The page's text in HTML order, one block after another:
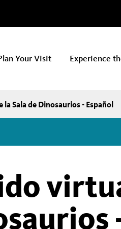
Your Visit Experience
Sala de Dinosaurios - Español